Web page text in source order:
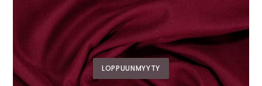
LOPPUUNMYYTY